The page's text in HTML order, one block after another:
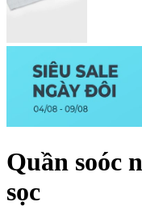
Quần soóc
sọc